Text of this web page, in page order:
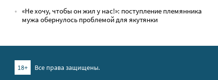
«Не хочу, чтобы он жил у нас!»: поступление племянника
мужа обернулось проблемой для якутянки
18+
Все права защищены.